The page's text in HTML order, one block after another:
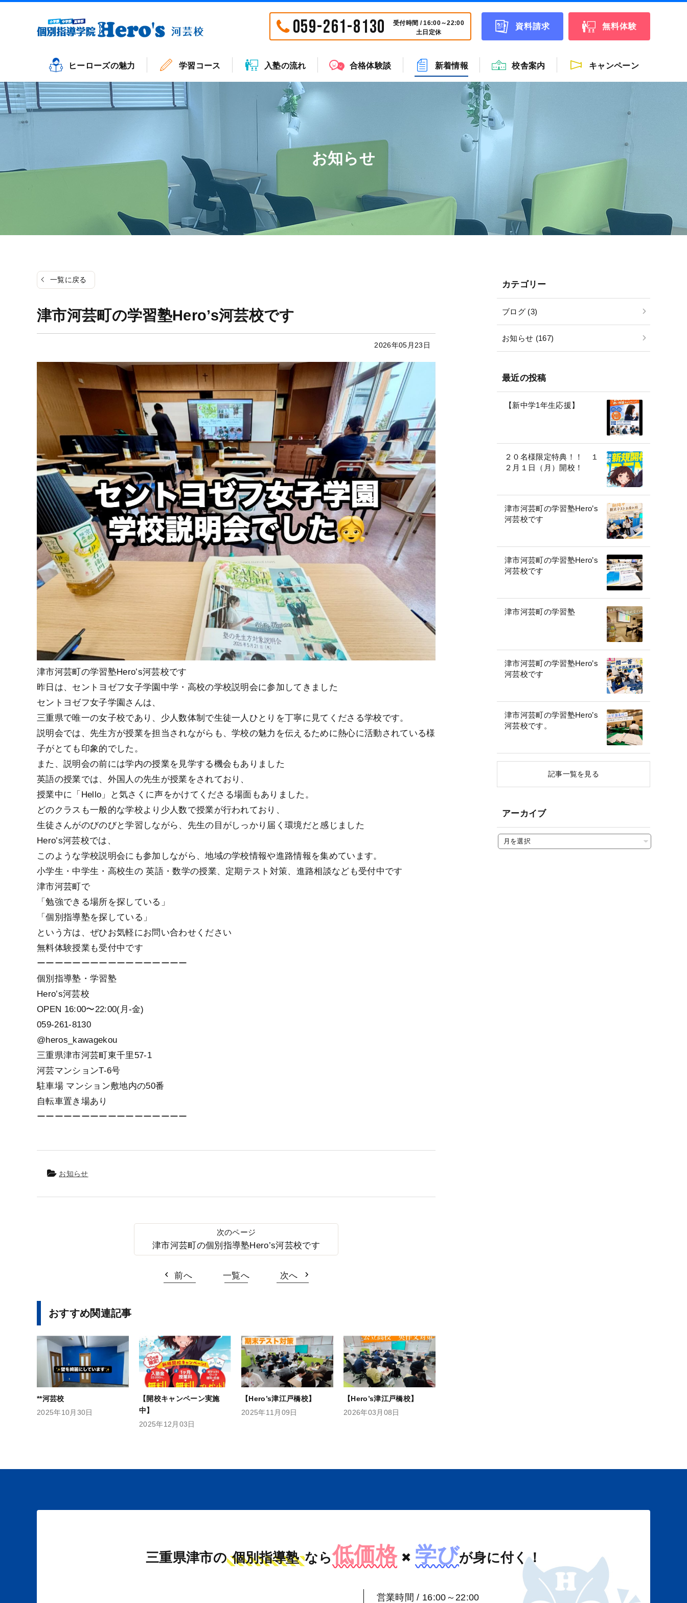
059-261-8130
受付時間 / 16:00～22:00
土日定休
資料請求 無料体験
ヒーローズの魅力 学習コース 入塾の流れ 合格体験談 新着情報 校舎案内 キャンペーン
お知らせ
一覧に戻る
津市河芸町の学習塾Hero’s河芸校です
2026年05月23日
津市河芸町の学習塾Hero’s河芸校です
昨日は、セントヨゼフ女子学園中学・高校の学校説明会に参加してきました
セントヨゼフ女子学園さんは、
三重県で唯一の女子校であり、少人数体制で生徒一人ひとりを丁寧に見てくださる学校です。
説明会では、先生方が授業を担当されながらも、学校の魅力を伝えるために熱心に活動されている様
子がとても印象的でした。
また、説明会の前には学内の授業を見学する機会もありました
英語の授業では、外国人の先生が授業をされており、
授業中に「Hello」と気さくに声をかけてくださる場面もありました。
どのクラスも一般的な学校より少人数で授業が行われており、
生徒さんがのびのびと学習しながら、先生の目がしっかり届く環境だと感じました
Hero’s河芸校では、
このような学校説明会にも参加しながら、地域の学校情報や進路情報を集めています。
小学生・中学生・高校生の 英語・数学の授業、定期テスト対策、進路相談なども受付中です
津市河芸町で
「勉強できる場所を探している」
「個別指導塾を探している」
という方は、ぜひお気軽にお問い合わせください
無料体験授業も受付中です
ーーーーーーーーーーーーーーーーー
個別指導塾・学習塾
Hero’s河芸校
OPEN 16:00〜22:00(月-金)
059-261-8130
@heros_kawagekou
三重県津市河芸町東千里57-1
河芸マンションT-6号
駐車場 マンション敷地内の50番
自転車置き場あり
ーーーーーーーーーーーーーーーーー
お知らせ
津市河芸町の個別指導塾Hero’s河芸校です
前へ 一覧へ 次へ
おすすめ関連記事
**河芸校
2025年10月30日
【開校キャンペーン実施
中】
2025年12月03日
【Hero’s津江戸橋校】
2025年11月09日
【Hero’s津江戸橋校】
2026年03月08日
カテゴリー
ブログ (3)
お知らせ (167)
最近の投稿
【新中学1年生応援】
２０名様限定特典！！ １
２月１日（月）開校！
津市河芸町の学習塾Hero’s
河芸校です
津市河芸町の学習塾Hero’s
河芸校です
津市河芸町の学習塾
津市河芸町の学習塾Hero’s
河芸校です
津市河芸町の学習塾Hero’s
河芸校です。
記事一覧を見る
アーカイブ
三重県津市の 個別指導塾 なら低価格 × 学びが身に付く！
営業時間 / 16:00～22:00